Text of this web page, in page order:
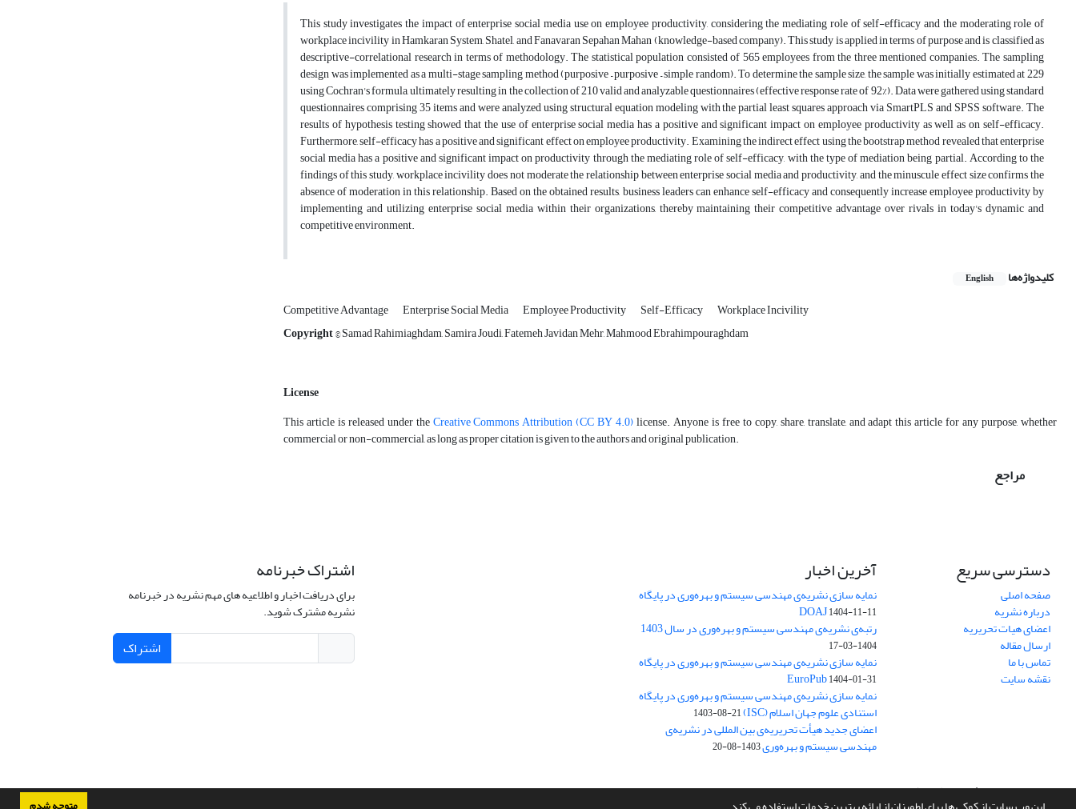
This study investigates the impact of enterprise social media use on employee productivity, considering the mediating role of self-efficacy and the moderating role of
workplace incivility in Hamkaran System, Shatel, and Fanavaran Sepahan Mahan (knowledge-based company). This study is applied in terms of purpose and is classified as
descriptive-correlational research in terms of methodology. The statistical population consisted of 565 employees from the three mentioned companies. The sampling
design was implemented as a multi-stage sampling method (purposive – purposive – simple random). To determine the sample size, the sample was initially estimated at 229
using Cochran's formula, ultimately resulting in the collection of 210 valid and analyzable questionnaires (effective response rate of 92%). Data were gathered using standard
questionnaires comprising 35 items and were analyzed using structural equation modeling with the partial least squares approach via SmartPLS and SPSS software. The
results of hypothesis testing showed that the use of enterprise social media has a positive and significant impact on employee productivity as well as on self-efficacy.
Furthermore, self-efficacy has a positive and significant effect on employee productivity. Examining the indirect effect using the bootstrap method revealed that enterprise
social media has a positive and significant impact on productivity through the mediating role of self-efficacy, with the type of mediation being partial. According to the
findings of this study, workplace incivility does not moderate the relationship between enterprise social media and productivity, and the minuscule effect size confirms the
absence of moderation in this relationship. Based on the obtained results, business leaders can enhance self-efficacy and consequently increase employee productivity by
implementing and utilizing enterprise social media within their organizations, thereby maintaining their competitive advantage over rivals in today's dynamic and
competitive environment.
کلیدواژه‌ها English
Competitive Advantage Enterprise Social Media Employee Productivity Self-Efficacy
Workplace Incivility
Copyright© Samad Rahimiaghdam, Samira Joudi, Fatemeh Javidan Mehr, Mahmood Ebrahimpouraghdam
License
This article is released under theCreative Commons Attribution (CC BY 4.0)license. Anyone is free to copy, share, translate, and adapt this article for any purpose, whether
commercial or non-commercial, as long as proper citation is given to the authors and original publication.
مراجع
دسترسی سریع
صفحه اصلی
درباره نشریه
اعضای هیات تحریریه
ارسال مقاله
تماس با ما
نقشه سایت
آخرین اخبار
نمایه سازی نشریه‌ی مهندسی سیستم و بهره‌وری در پایگاه
DOAJ1404-11-11
رتبه‌ی نشریه‌ی مهندسی سیستم و بهره‌وری در سال 1403
1404-03-17
نمایه سازی نشریه‌ی مهندسی سیستم و بهره‌وری در پایگاه
EuroPub1404-01-31
نمایه سازی نشریه‌ی مهندسی سیستم و بهره‌وری در پایگاه
استنادی علوم جهان اسلام (ISC) 1403-08-21
اعضای جدید هیأت تحریریه‌ی بین المللی در نشریه‌ی
مهندسی سیستم و بهره‌وری1403-08-20
اشتراک خبرنامه
برای دریافت اخبار و اطلاعیه های مهم نشریه در خبرنامه
نشریه مشترک شوید.
اشتراک
سامانه مدیریت نشریات علمی.طراحی و پیاده سازی ازسیناوب